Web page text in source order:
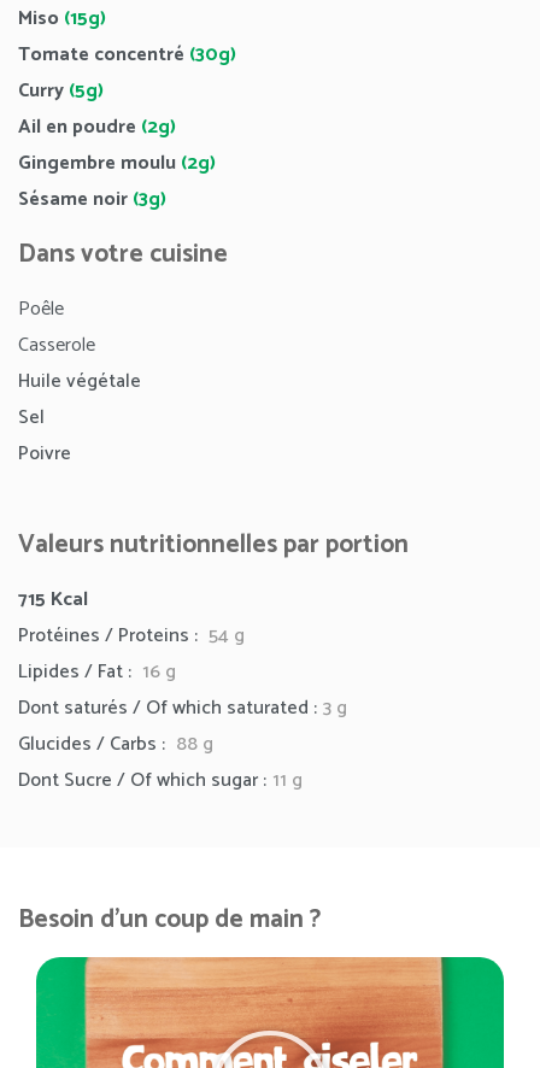
Miso (15g)
Tomate concentré (30g)
Curry(5g)
Ail en poudre (2g)
Gingembre moulu(2g)
Sésame noir(3g)
Dans votre cuisine
Poêle
Casserole
Huile végétale
Sel
Poivre
Valeurs nutritionnelles par portion
715 Kcal
Protéines / Proteins : 54 g
Lipides / Fat : 16 g
Dont saturés / Of which saturated :3 g
Glucides / Carbs : 88 g
Dont Sucre / Of which sugar : 11 g
Besoin d'un coup de main ?